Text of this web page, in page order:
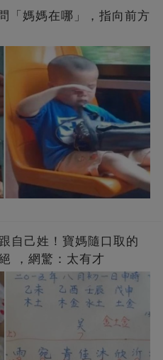
「媽媽在哪」，指向前方
自己姓！寶媽隨口取的
，網驚：太有才